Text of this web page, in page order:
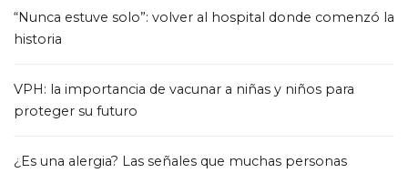
“Nunca estuve solo”: volver al hospital donde comenzó la
historia
VPH: la importancia de vacunar a niñas y niños para
proteger su futuro
¿Es una alergia? Las señales que muchas personas